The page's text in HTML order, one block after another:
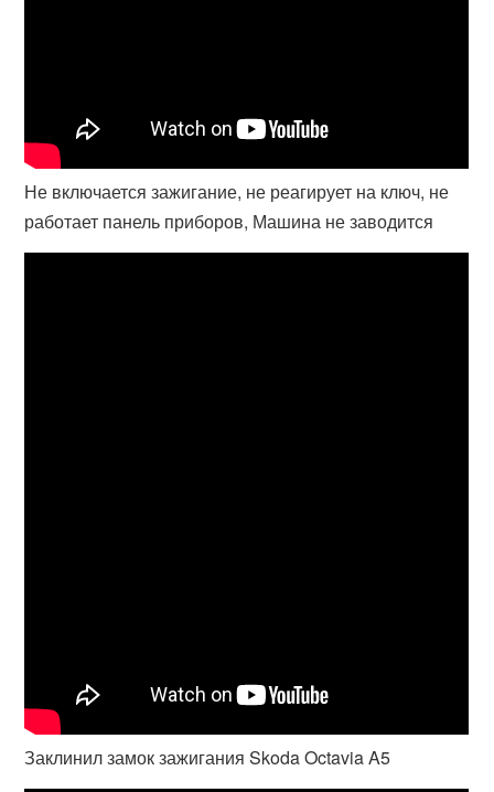
Не включается зажигание, не реагирует на ключ, не
работает панель приборов, Машина не заводится
Заклинил замок зажигания Skoda Octavia A5